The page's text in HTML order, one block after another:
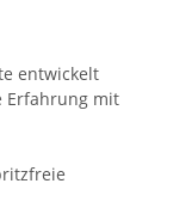
entwickelt
Erfahrung mit